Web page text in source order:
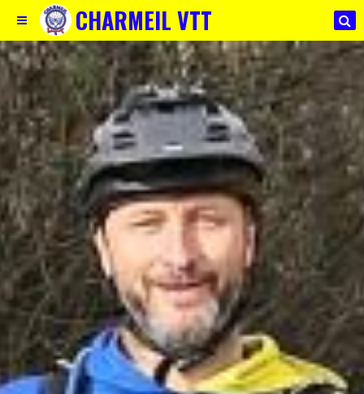
CHARMEIL VTT